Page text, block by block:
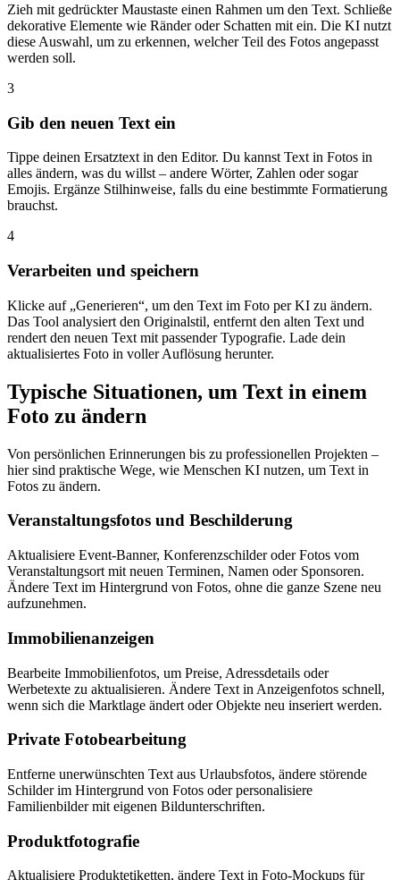
Zieh mit gedrückter Maustaste einen Rahmen um den Text. Schließe
dekorative Elemente wie Ränder oder Schatten mit ein. Die KI nutzt
diese Auswahl, um zu erkennen, welcher Teil des Fotos angepasst
werden soll.
3
Gib den neuen Text ein
Tippe deinen Ersatztext in den Editor. Du kannst Text in Fotos in
alles ändern, was du willst – andere Wörter, Zahlen oder sogar
Emojis. Ergänze Stilhinweise, falls du eine bestimmte Formatierung
brauchst.
4
Verarbeiten und speichern
Klicke auf „Generieren“, um den Text im Foto per KI zu ändern.
Das Tool analysiert den Originalstil, entfernt den alten Text und
rendert den neuen Text mit passender Typografie. Lade dein
aktualisiertes Foto in voller Auflösung herunter.
Typische Situationen, um Text in einem
Foto zu ändern
Von persönlichen Erinnerungen bis zu professionellen Projekten –
hier sind praktische Wege, wie Menschen KI nutzen, um Text in
Fotos zu ändern.
Veranstaltungsfotos und Beschilderung
Aktualisiere Event-Banner, Konferenzschilder oder Fotos vom
Veranstaltungsort mit neuen Terminen, Namen oder Sponsoren.
Ändere Text im Hintergrund von Fotos, ohne die ganze Szene neu
aufzunehmen.
Immobilienanzeigen
Bearbeite Immobilienfotos, um Preise, Adressdetails oder
Werbetexte zu aktualisieren. Ändere Text in Anzeigenfotos schnell,
wenn sich die Marktlage ändert oder Objekte neu inseriert werden.
Private Fotobearbeitung
Entferne unerwünschten Text aus Urlaubsfotos, ändere störende
Schilder im Hintergrund von Fotos oder personalisiere
Familienbilder mit eigenen Bildunterschriften.
Produktfotografie
Aktualisiere Produktetiketten, ändere Text in Foto-Mockups für